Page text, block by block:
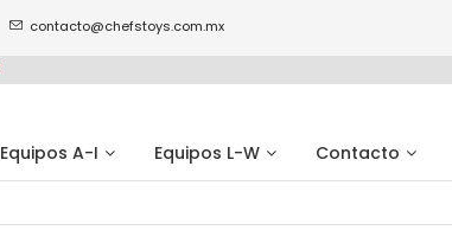
contacto@chefstoys.com.mx
Equipos A-I Equipos L-W Contacto